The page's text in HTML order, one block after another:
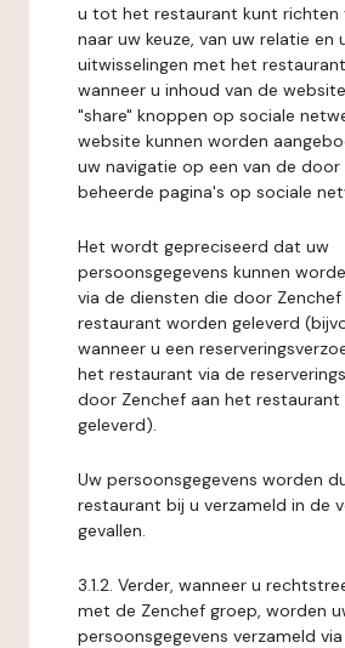
u tot het restaurant kunt richten
naar uw keuze, van uw relatie en
uitwisselingen met het
wanneer u inhoud van de
"share" knoppen op sociale
website kunnen worden
uw navigatie op een van de
beheerde pagina's op sociale
Het wordt gepreciseerd dat uw
persoonsgegevens kunnen
via de diensten die door
restaurant worden geleverd
wanneer u een
het restaurant via de
door Zenchef aan het
geleverd).
Uw persoonsgegevens worden
restaurant bij u verzameld in de
gevallen.
3.1.2. Verder, wanneer u
met de Zenchef groep, worden
persoonsgegevens verzameld